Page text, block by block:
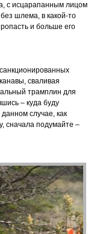
с исцарапанным лицом
шлема, в какой-то
и больше его
сваливая
трамплин для
– куда буду
случае, как
сначала подумайте –